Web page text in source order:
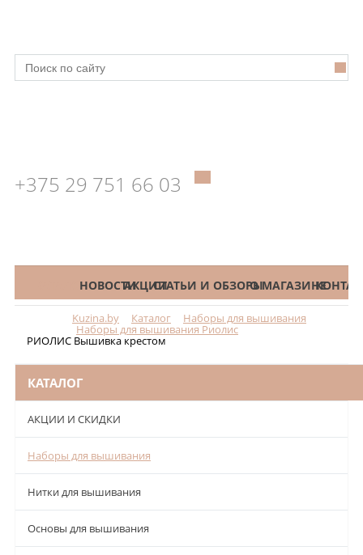
+375 29 751 66 03
КАТАЛОГНОВОСТИАКЦИИСТАТЬИ И ОБЗОРЫО МАГАЗИНЕ
Kuzina.by Каталог Наборы для вышивания
Наборы для вышивания Риолис
РИОЛИС Вышивка крестом
КАТАЛОГ
АКЦИИ И СКИДКИ
Наборы для вышивания
Нитки для вышивания
Основы для вышивания